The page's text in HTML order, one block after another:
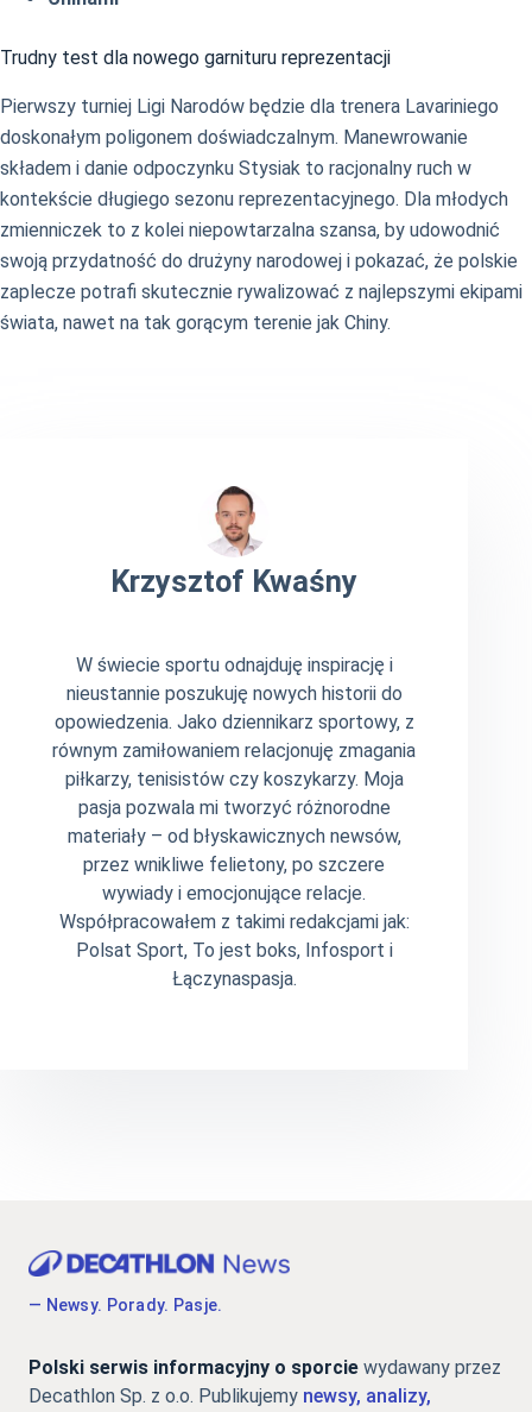
Trudny test dla nowego garnituru reprezentacji
Pierwszy turniej Ligi Narodów będzie dla trenera Lavariniego
doskonałym poligonem doświadczalnym. Manewrowanie
składem i danie odpoczynku Stysiak to racjonalny ruch w
kontekście długiego sezonu reprezentacyjnego. Dla młodych
zmienniczek to z kolei niepowtarzalna szansa, by udowodnić
swoją przydatność do drużyny narodowej i pokazać, że polskie
zaplecze potrafi skutecznie rywalizować z najlepszymi ekipami
świata, nawet na tak gorącym terenie jak Chiny.
Krzysztof Kwaśny
W świecie sportu odnajduję inspirację i
nieustannie poszukuję nowych historii do
opowiedzenia. Jako dziennikarz sportowy, z
równym zamiłowaniem relacjonuję zmagania
piłkarzy, tenisistów czy koszykarzy. Moja
pasja pozwala mi tworzyć różnorodne
materiały – od błyskawicznych newsów,
przez wnikliwe felietony, po szczere
wywiady i emocjonujące relacje.
Współpracowałem z takimi redakcjami jak:
Polsat Sport, To jest boks, Infosport i
Łączynaspasja.
— Newsy. Porady. Pasje.
Polski serwis informacyjny o sporcie wydawany przez
Decathlon Sp. z o.o. Publikujemy newsy, analizy,